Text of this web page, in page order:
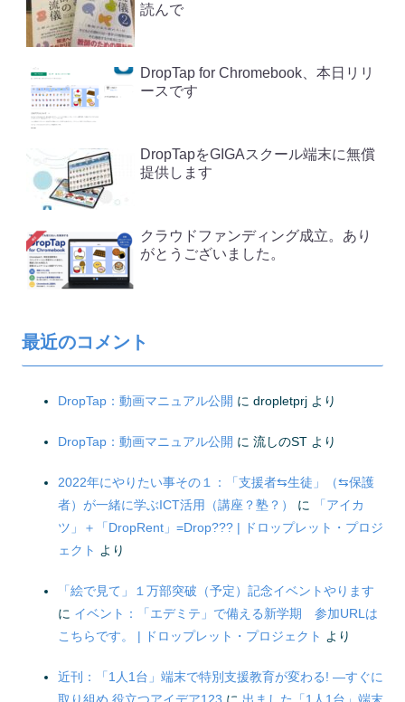
読んで
DropTap for Chromebook、本日リリ
ースです
DropTapをGIGAスクール端末に無償
提供します
クラウドファンディング成立。あり
がとうございました。
最近のコメント
DropTap：動画マニュアル公開 に dropletprj より
DropTap：動画マニュアル公開 に 流しのST より
2022年にやりたい事その１：「支援者⇆生徒」（⇆保護
者）が一緒に学ぶICT活用（講座？塾？）
に
「アイカ
ツ」＋「DropRent」=Drop??? | ドロップレット・プロジ
ェクト より
「絵で見て」１万部突破（予定）記念イベントやります
に イベント：「エデミテ」で備える新学期 参加URLは
こちらです。 | ドロップレット・プロジェクト より
近刊：「1人1台」端末で特別支援教育が変わる! ―すぐに